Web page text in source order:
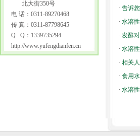
北大街350号
电 话：0311-89270468
传 真：0311-87798645
Q Q：1339735294
http://www.yufengdianfen.cn
· 告诉
· 水溶
· 发酵
· 水溶
· 相关
· 食用
· 水溶